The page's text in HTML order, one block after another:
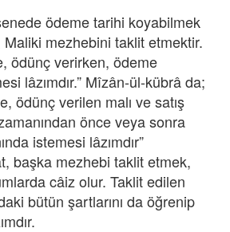
ödeme tarihi koyabilmek
Maliki mezhebini taklit etmektir.
ödünç verirken, ödeme
lâzımdır.” Mîzân-ül-kübrâ da;
ödünç verilen malı ve satış
önce veya sonra
istemesi lâzımdır”
başka mezhebi taklit etmek,
câiz olur. Taklit edilen
bütün şartlarını da öğrenip